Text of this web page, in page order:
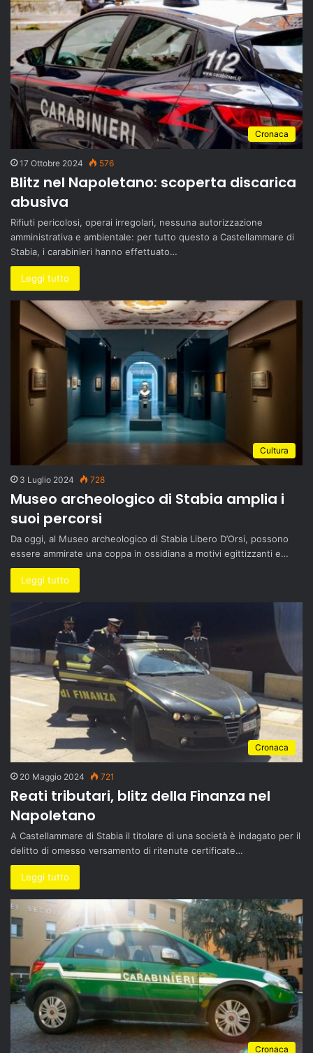
Cronaca
17 Ottobre 2024 576
Blitz nel Napoletano: scoperta discarica
abusiva
Rifiuti pericolosi, operai irregolari, nessuna autorizzazione
amministrativa e ambientale: per tutto questo a Castellammare di
Stabia, i carabinieri hanno effettuato…
Leggi tutto
Cultura
3 Luglio 2024 728
Museo archeologico di Stabia amplia i
suoi percorsi
Da oggi, al Museo archeologico di Stabia Libero D’Orsi, possono
essere ammirate una coppa in ossidiana a motivi egittizzanti e…
Leggi tutto
Cronaca
20 Maggio 2024 721
Reati tributari, blitz della Finanza nel
Napoletano
A Castellammare di Stabia il titolare di una società è indagato per il
delitto di omesso versamento di ritenute certificate…
Leggi tutto
Cronaca